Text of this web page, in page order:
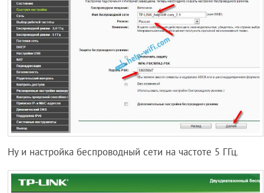
Ну и настройка беспроводный сети на частоте 5 ГГц.